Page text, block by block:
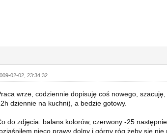
02-02, 23:34:32
wrze, codziennie dopisuję coś nowego,
dziennie na kuchni), a bedzie gotowy.
do zdjęcia: balans kolorów, czerwony -25 następnie
nieco prawy dolny i górny róg żeby się nie